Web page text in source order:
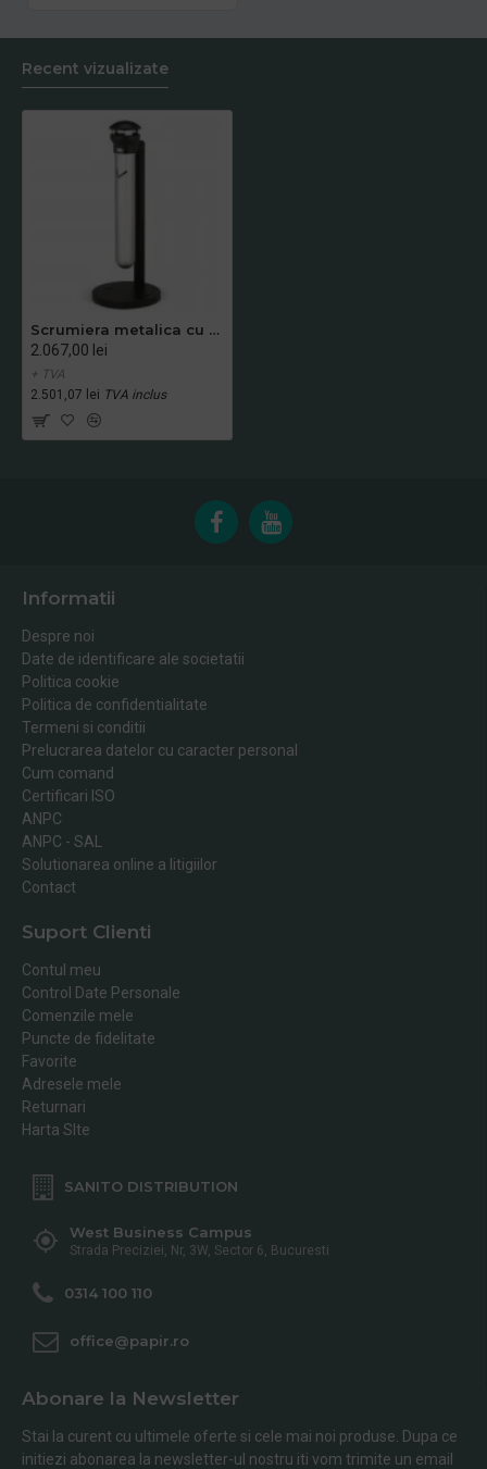
Recent vizualizate
Scrumiera metalica cu picior, interior / exterior
2.067,00 lei
+ TVA
2.501,07 lei TVA inclus
Informatii
Despre noi
Date de identificare ale societatii
Politica cookie
Politica de confidentialitate
Termeni si conditii
Prelucrarea datelor cu caracter personal
Cum comand
Certificari ISO
ANPC
ANPC - SAL
Solutionarea online a litigiilor
Contact
Suport Clienti
Contul meu
Control Date Personale
Comenzile mele
Puncte de fidelitate
Favorite
Adresele mele
Returnari
Harta SIte
SANITO DISTRIBUTION
West Business Campus
Strada Preciziei, Nr, 3W, Sector 6, Bucuresti
0314 100 110
office@papir.ro
Abonare la Newsletter
Stai la curent cu ultimele oferte si cele mai noi produse. Dupa ce
initiezi abonarea la newsletter-ul nostru iti vom trimite un email